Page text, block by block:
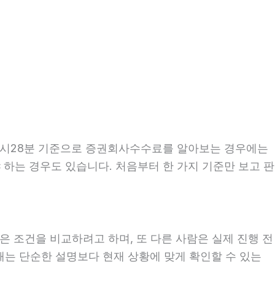
28분 기준으로 증권회사수수료를 알아보는 경우에는
는 경우도 있습니다. 처음부터 한 가지 기준만 보고 판
조건을 비교하려고 하며, 또 다른 사람은 실제 진행 전
단순한 설명보다 현재 상황에 맞게 확인할 수 있는